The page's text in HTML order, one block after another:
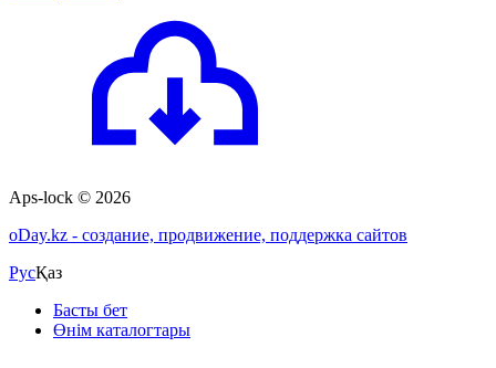
Aps-lock © 2026
oDay.kz - создание, продвижение, поддержка сайтов
РусҚаз
Басты бет
Өнім каталогтары